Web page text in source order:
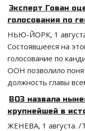
Эксперт Гован
голосования по
НЬЮ-ЙОРК, 1
Состоявшееся на
голосование по
ООН позволило
должность главы
ВОЗ назвала
крупнейшей в
ЖЕНЕВА, 1 августа.